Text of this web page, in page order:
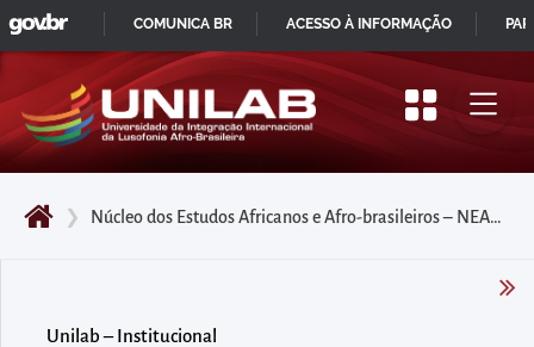
Pular
para
início
do
principal
Acessar
❯ Núcleo dos Estudos Africanos e Afro-brasileiros – NEAAB
Unilab – Institucional
IR
PARA
CONTEÚDO
GOVBR
COMUNICA BR ACESSO À INFORMAÇÃO